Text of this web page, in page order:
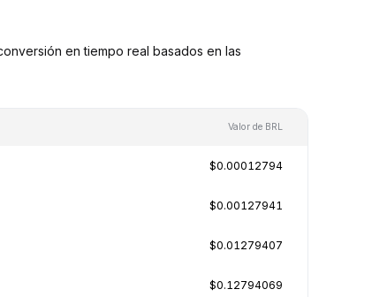
en tiempo real basados en las
Valor de BRL
$0.00012794
$0.00127941
$0.01279407
$0.12794069